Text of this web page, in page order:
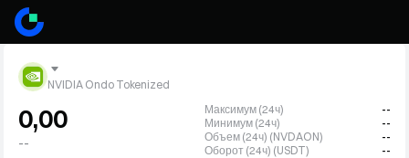
NVIDIA Ondo Tokenized
0,00
--
Максимум (24ч)
--
Минимум (24ч)
--
Объем (24ч) (NVDAON)
--
Оборот (24ч) (USDT)
--